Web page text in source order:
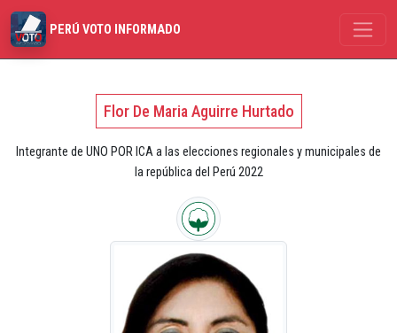
PERÚ VOTO INFORMADO
Flor De Maria Aguirre Hurtado
Integrante de UNO POR ICA a las elecciones regionales y municipales de
la república del Perú 2022